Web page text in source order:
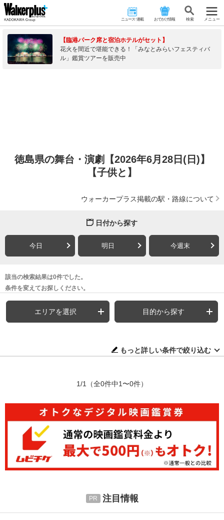
ニュース･連載 おでかけ情報 検 索 メニュー
【臨港パーク席と宿泊ホテルがセット】
花火を間近で堪能できる！「みなとみらいフェスティバ
ル」鑑賞ツアーを販売中
徳島県の舞台・演劇【2026年6月28日(日)】
【子供と】
ウォーカープラス掲載の駅・路線について
日付から探す
今日 明日 今週末
該当の検索結果は0件でした。
条件を変えてお探しください。
エリアを選択 目的から探す
もっと詳しい条件で絞り込む
1/1 （全0件中1〜0件）
注目情報